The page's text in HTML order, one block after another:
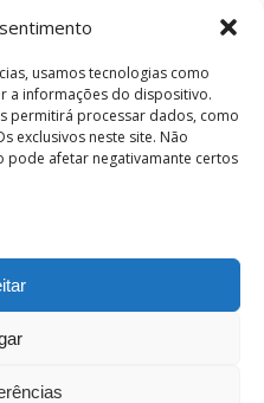
usamos tecnologias como
a informações do dispositivo.
permitirá processar dados, como
exclusivos neste site. Não
afetar negativamante certos